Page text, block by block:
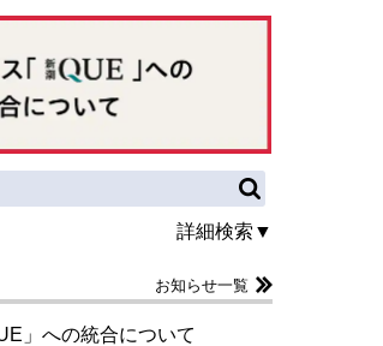
詳細検索▼
お知らせ一覧
」への統合について